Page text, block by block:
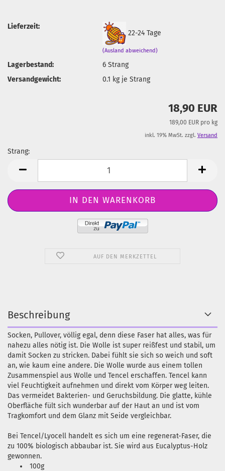
Lieferzeit:
22-24 Tage
(Ausland abweichend)
Lagerbestand: 6Strang
Versandgewicht:
0.1 kg je Strang
18,90 EUR
189,00 EUR pro kg
inkl. 19% MwSt. zzgl. Versand
Strang:
AUF DEN MERKZETTEL
Beschreibung
Socken, Pullover, völlig egal, denn diese Faser hat alles, was für
nahezu alles nötig ist. Die Wolle ist super reißfest und stabil, um
damit Socken zu stricken. Dabei fühlt sie sich so weich und soft
an, wie kaum eine andere. Die Wolle wurde aus einem tollen
Zusammenspiel aus Wolle und Tencel erschaffen. Tencel kann
viel Feuchtigkeit aufnehmen und direkt vom Körper weg leiten.
Das vermeidet Bakterien- und Geruchsbildung. Die glatte, kühle
Oberfläche fült sich wunderbar auf der Haut an und ist vom
Tragkomfort und dem Glanz mit Seide vergleichbar.
Bei Tencel/Lyocell handelt es sich um eine regenerat-Faser, die
zu 100% biologisch abbaubar ist. Sie wird aus Eucalyptus-Holz
gewonnen.
100g